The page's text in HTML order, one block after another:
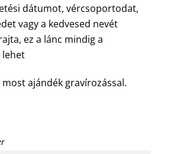
dátumot, vércsoportodat,
vagy a kedvesed nevét
ez a lánc mindig a
lehet
ajándék gravírozással.